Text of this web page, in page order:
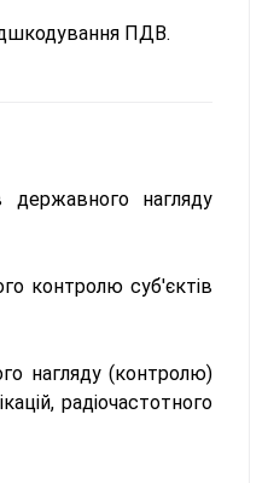
ПДВ.
державного нагляду
контролю суб'єктів
нагляду (контролю)
радіочастотного